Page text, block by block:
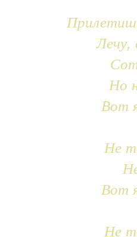
Но
Вот
Не
Вот
Не